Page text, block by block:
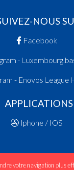
NOUS
Facebook
-
- Enovos League
APPLICATIONS
Iphone / IOS
votre navigation plus